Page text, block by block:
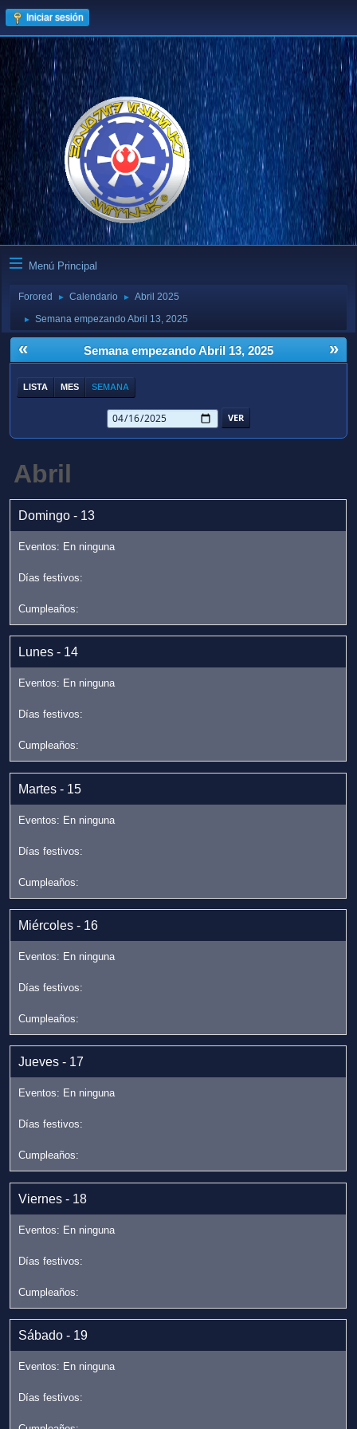
Iniciar sesión
Menú Principal
Forored ► Calendario ► Abril 2025
► Semana empezando Abril 13, 2025
« »
Semana empezando Abril 13, 2025
LISTA MES SEMANA
Abril
Domingo - 13
Lunes - 14
Martes - 15
Miércoles - 16
Jueves - 17
Viernes - 18
Sábado - 19